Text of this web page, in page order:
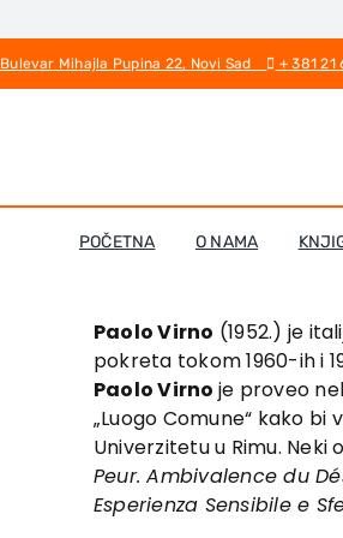
Bulevar Mihajla Pupina 22, Novi Sad + 381 21
POČETNA O NAMA
Paolo Virno (1952.) je
pokreta tokom 1960-ih i
Paolo Virno je proveo
„Luogo Comune“ kako
Univerzitetu u Rimu. Neki
Peur. Ambivalence du
Esperienza Sensibile e